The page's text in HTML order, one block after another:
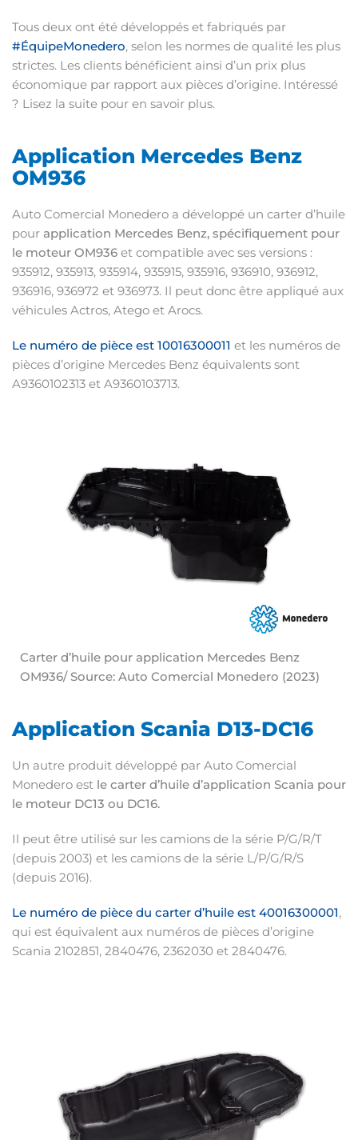
Tous deux ont été développés et fabriqués par
#ÉquipeMonedero, selon les normes de qualité les plus
strictes. Les clients bénéficient ainsi d’un prix plus
économique par rapport aux pièces d’origine. Intéressé
? Lisez la suite pour en savoir plus.
Application Mercedes Benz
OM936
Auto Comercial Monedero a développé un carter d’huile
pour application Mercedes Benz, spécifiquement pour
le moteur OM936 et compatible avec ses versions :
935912, 935913, 935914, 935915, 935916, 936910, 936912,
936916, 936972 et 936973. Il peut donc être appliqué aux
véhicules Actros, Atego et Arocs.
Le numéro de pièce est 10016300011 et les numéros de
pièces d’origine Mercedes Benz équivalents sont
A9360102313 et A9360103713.
Carter d’huile pour application Mercedes Benz
OM936/ Source: Auto Comercial Monedero (2023)
Application Scania D13-DC16
Un autre produit développé par Auto Comercial
Monedero est le carter d’huile d’application Scania pour
le moteur DC13 ou DC16.
Il peut être utilisé sur les camions de la série P/G/R/T
(depuis 2003) et les camions de la série L/P/G/R/S
(depuis 2016).
Le numéro de pièce du carter d’huile est 40016300001,
qui est équivalent aux numéros de pièces d’origine
Scania 2102851, 2840476, 2362030 et 2840476.